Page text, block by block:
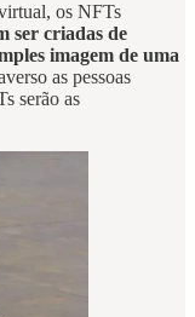
os NFTs
ser criadas de
imagem de uma
as pessoas
serão as